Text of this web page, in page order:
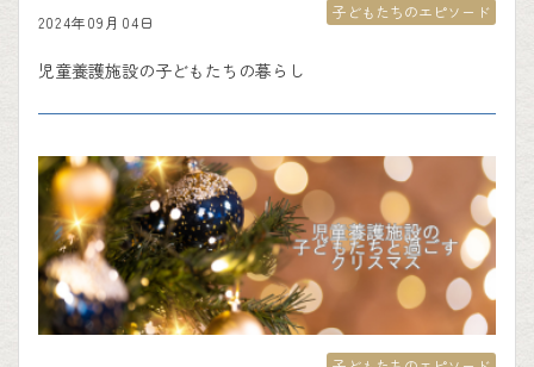
2024年09月04日
児童養護施設の子どもたちの暮らし
子どもたちのエピソード